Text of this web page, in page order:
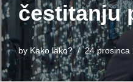
čestitanju
by Kako lako? 24 prosinca